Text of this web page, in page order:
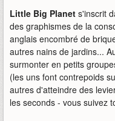
Little Big Planet s'inscrit
des graphismes de la
anglais encombré de
autres nains de jardins...
surmonter en petits
(les uns font contrepoids
autres d'atteindre des
les seconds - vous suivez